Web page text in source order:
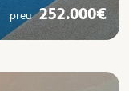
preu252.000€